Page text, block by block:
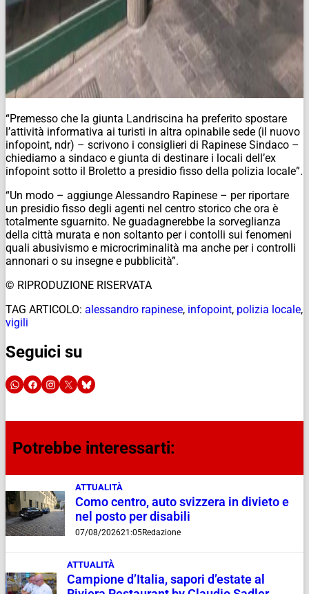
“Premesso che la giunta Landriscina ha preferito spostare
l’attività informativa ai turisti in altra opinabile sede (il nuovo
infopoint, ndr) – scrivono i consiglieri di Rapinese Sindaco –
chiediamo a sindaco e giunta di destinare i locali dell’ex
infopoint sotto il Broletto a presidio fisso della polizia locale”.
“Un modo – aggiunge Alessandro Rapinese – per riportare
un presidio fisso degli agenti nel centro storico che ora è
totalmente sguarnito. Ne guadagnerebbe la sorveglianza
della città murata e non soltanto per i contolli sui fenomeni
quali abusivismo e microcriminalità ma anche per i controlli
annonari o su insegne e pubblicità”.
© RIPRODUZIONE RISERVATA
TAG ARTICOLO: alessandro rapinese, infopoint, polizia locale,
vigili
Seguici su
Potrebbe interessarti:
ATTUALITÀ
Como centro, auto svizzera in divieto e
nel posto per disabili
07/08/202621:05Redazione
ATTUALITÀ
Campione d’Italia, sapori d’estate al